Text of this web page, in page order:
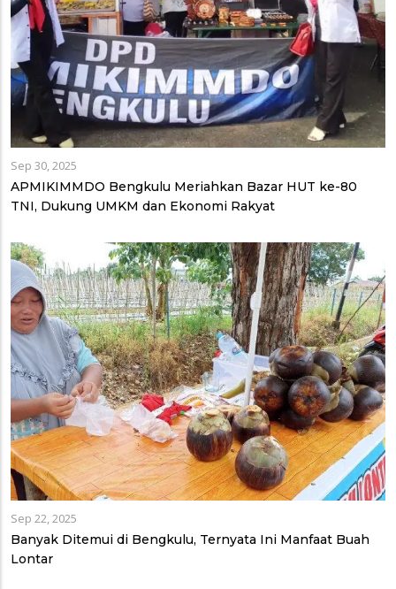
Sep 30, 2025
APMIKIMMDO Bengkulu Meriahkan Bazar HUT ke-80
TNI, Dukung UMKM dan Ekonomi Rakyat
Sep 22, 2025
Banyak Ditemui di Bengkulu, Ternyata Ini Manfaat Buah
Lontar